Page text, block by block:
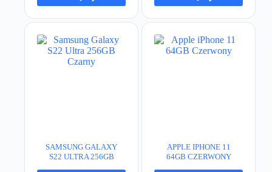
SAMSUNG GALAXY
S22 ULTRA 256GB
APPLE IPHONE 11
64GB CZERWONY